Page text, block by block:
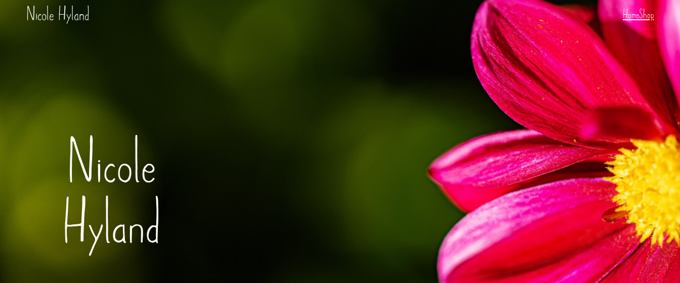
Nicole Hyland HomeShop
Nicole
Hyland